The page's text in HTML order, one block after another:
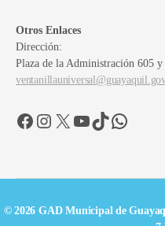
Otros Enlaces
Dirección:
Plaza de la Administración 605
FacebookInstagram
X YouTube
TikTokWhatsApp
© 2026 GAD Municipal de